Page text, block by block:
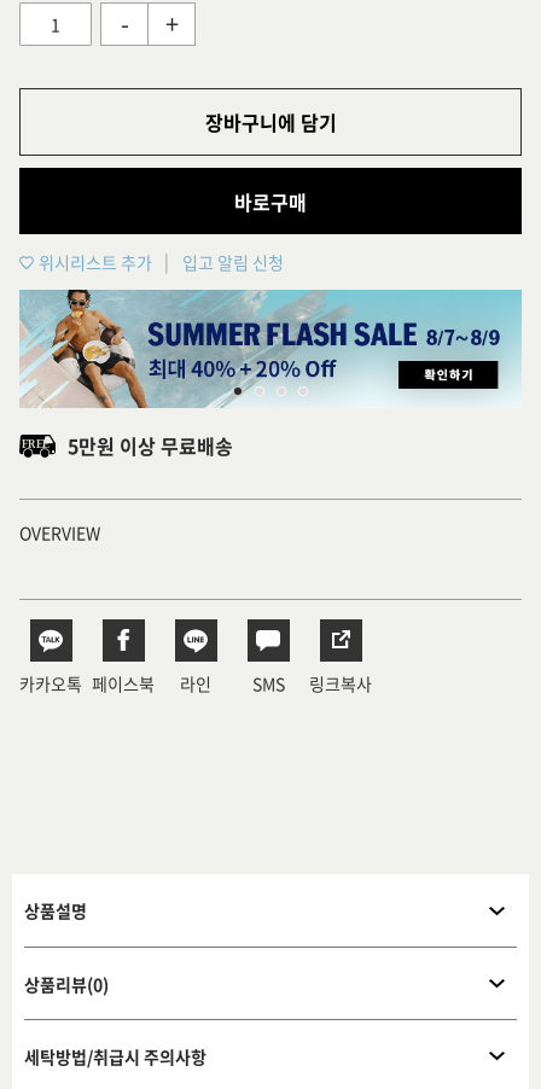
- +
장바구니에 담기
바로구매
위시리스트 추가 입고 알림 신청
5만원 이상 무료배송
OVERVIEW
카카오톡 페이스북 라인 SMS 링크복사
상품설명
상품리뷰(0)
세탁방법/취급시 주의사항